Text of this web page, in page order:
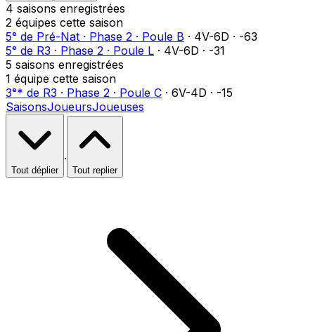
4 saisons enregistrées
2 équipes cette saison
5ᵉ de Pré-Nat · Phase 2 · Poule B · 4V-6D · -63
5ᵉ de R3 · Phase 2 · Poule L · 4V-6D · -31
5 saisons enregistrées
1 équipe cette saison
3ᵉ* de R3 · Phase 2 · Poule C · 6V-4D · -15
SaisonsJoueursJoueuses
Tout déplier
·
Tout replier